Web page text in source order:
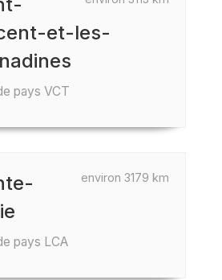
et-les-
pays VCT
environ 3179 km
pays LCA